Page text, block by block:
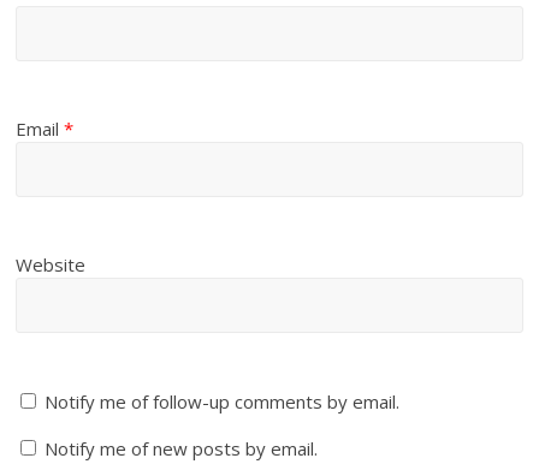
Email*
Website
Notify me of follow-up comments by email.
Notify me of new posts by email.